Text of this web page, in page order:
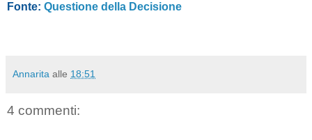
Fonte: Questione della Decisione
Annarita alle 18:51
4 commenti: